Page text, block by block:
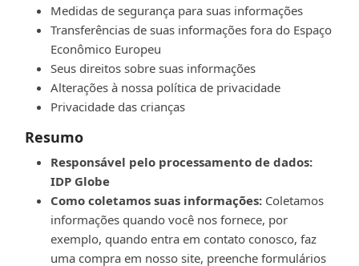
Medidas de segurança para suas informações
Transferências de suas informações fora do Espaço
Econômico Europeu
Seus direitos sobre suas informações
Alterações à nossa política de privacidade
Privacidade das crianças
Resumo
Responsável pelo processamento de dados:
IDP Globe
Como coletamos suas informações:Coletamos
informações quando você nos fornece, por
exemplo, quando entra em contato conosco, faz
uma compra em nosso site, preenche formulários